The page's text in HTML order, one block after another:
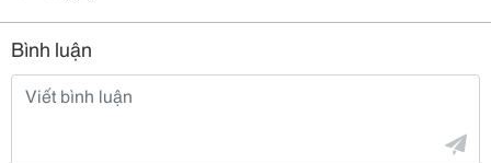
Bình luận